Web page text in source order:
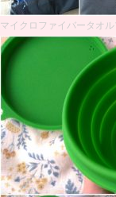
マイクロファイバータオ